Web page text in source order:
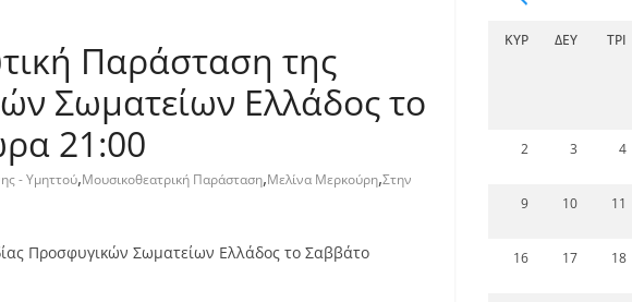
Παράσταση της
Σωματείων Ελλάδος το
21:00
- Υμηττού,Μουσικοθεατρική Παράσταση,Μελίνα Μερκούρη,Στην
Προσφυγικών Σωματείων Ελλάδος το Σαββάτο
ΚΥΡ ΔΕΥ ΤΡΊ
2 3 4
9 10 11
16 17 18